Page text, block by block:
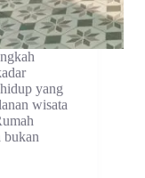
yang
wisata
bukan